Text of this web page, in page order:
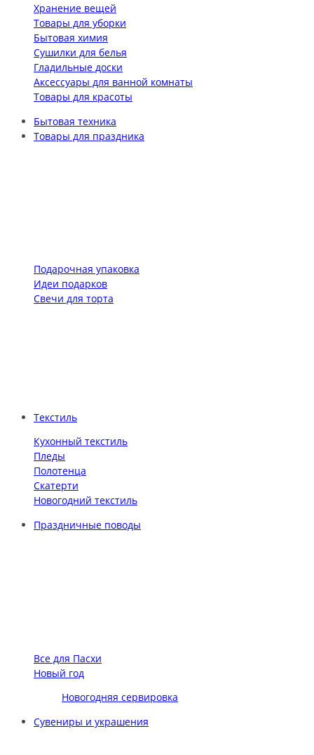
Хранение вещей
Товары для уборки
Бытовая химия
Сушилки для белья
Гладильные доски
Аксессуары для ванной комнаты
Товары для красоты
Бытовая техника
Товары для праздника
Подарочная упаковка
Идеи подарков
Свечи для торта
Текстиль
Кухонный текстиль
Пледы
Полотенца
Скатерти
Новогодний текстиль
Праздничные поводы
Все для Пасхи
Новый год
Новогодняя сервировка
Сувениры и украшения